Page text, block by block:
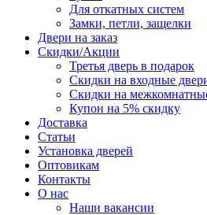
Для откатных систем
Замки, петли, защелки
Двери на заказ
Скидки/Акции
Третья дверь в подарок
Скидки на входные
Скидки на
Купон на 5% скидку
Доставка
Статьи
Установка дверей
Оптовикам
Контакты
О нас
Наши вакансии